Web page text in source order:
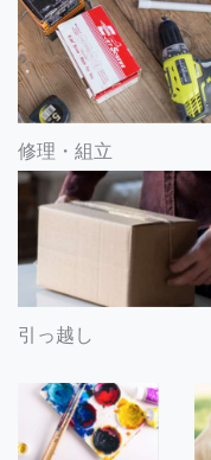
修理・組立
引っ越し